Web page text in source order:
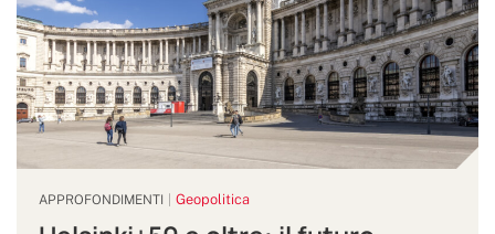
APPROFONDIMENTI Geopolitica